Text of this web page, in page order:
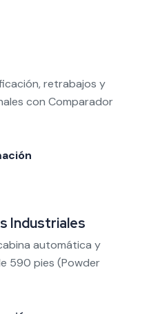
retrabajos y
con Comparador
Industriales
automática y
590 pies (Powder